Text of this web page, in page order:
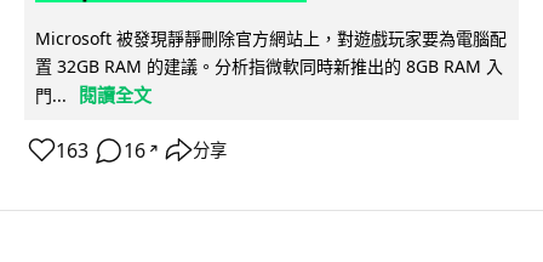
Microsoft 被發現靜靜刪除官方網站上，對遊戲玩家要為電腦配
置 32GB RAM 的建議。分析指微軟同時新推出的 8GB RAM 入
門...
閱讀全文
163 16 ↗ 分享